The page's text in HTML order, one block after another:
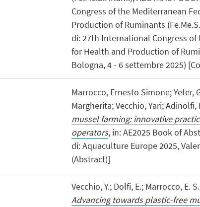
Congress of the Mediterranean
Production of Ruminants
di: 27th International Congress
for Health and Production of
Bologna, 4 - 6 settembre 2025)
Marrocco, Ernesto Simone; Yeter,
Margherita; Vecchio, Yari; Adinolfi,
mussel farming: innovative
operators, in: AE2025 Book of
di: Aquaculture Europe 2025,
(Abstract)]
Vecchio, Y.; Dolfi, E.; Marrocco, E.
Advancing towards plastic-free